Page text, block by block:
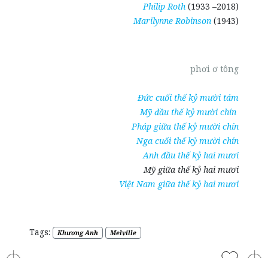
Philip Roth(1933 –2018)
Marilynne Robinson(1943)
phơi ơ tông
Đức cuối thế kỷ mười tám
Mỹ đầu thế kỷ mười chín
Pháp giữa thế kỷ mười chín
Nga cuối thế kỷ mười chín
Anh đầu thế kỷ hai mươi
Mỹ giữa thế kỷ hai mươi
Việt Nam giữa thế kỷ hai mươi
Tags: Khương Anh Melville